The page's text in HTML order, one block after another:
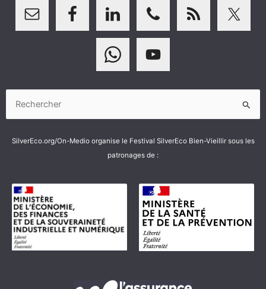
SilverEco.org/On-Medio organise le Festival SilverEco Bien-Vieillir sous les
patronages de :